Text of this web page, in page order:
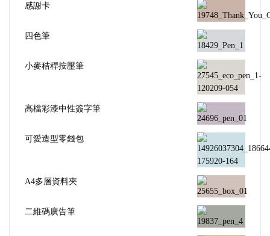
感謝卡
四色筆
小麥秸稈按壓筆
高檔彩漆中性簽字筆
可愛造型零錢包
A4多層資料夾
二維碼廣告筆